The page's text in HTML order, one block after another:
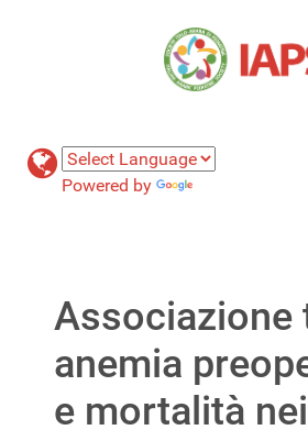
Powered by
Associazione
anemia
e mortalità nei